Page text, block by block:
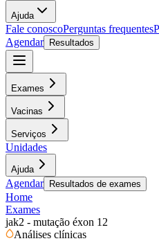
Ajuda
Fale conoscoPerguntas frequentes
Agendar
Resultados
Exames
Vacinas
Serviços
Unidades
Ajuda
Agendar Resultados de exames
Home
Exames
jak2 - mutação éxon 12
Análises clínicas